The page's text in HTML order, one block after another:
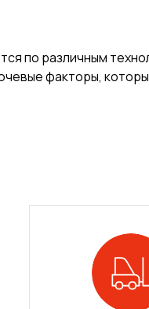
по различным
факторы,